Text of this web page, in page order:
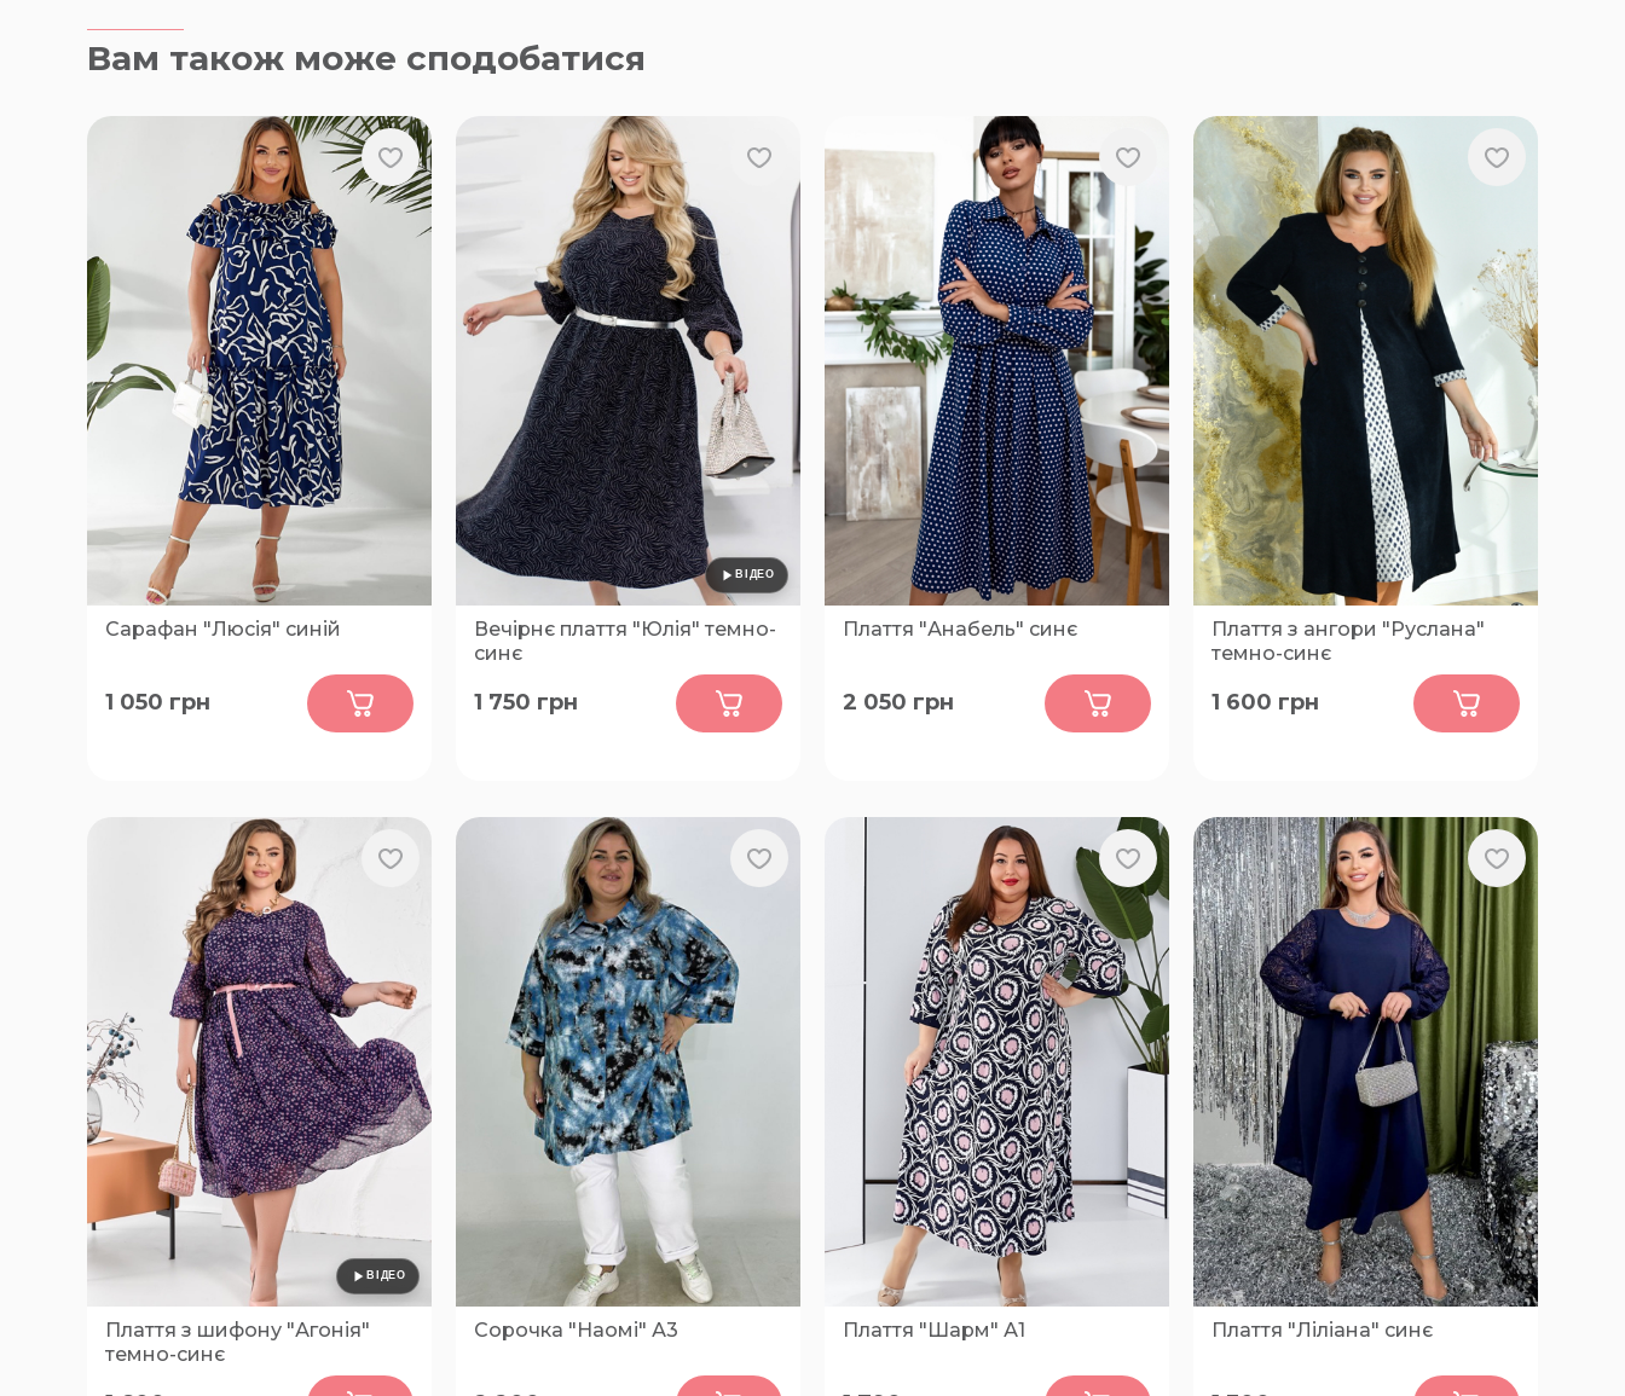
Вам також може сподобатися
Сарафан "Люсія" синій
1 050 грн
Вечірнє плаття "Юлія" темно-
синє
46-48, 50-52, 54-56, 58-60, 62-64,
1 750 грн
Плаття "Анабель" синє
2 050 грн
Плаття з ангори "Руслана"
темно-синє
52, 54, 56, 58, 60, 62, 64, 66, 68, 70,
1 600 грн
Плаття з шифону "Агонія"
темно-синє
Сорочка "Наомі" А3 Плаття "Шарм" А1 Плаття "Ліліана" синє